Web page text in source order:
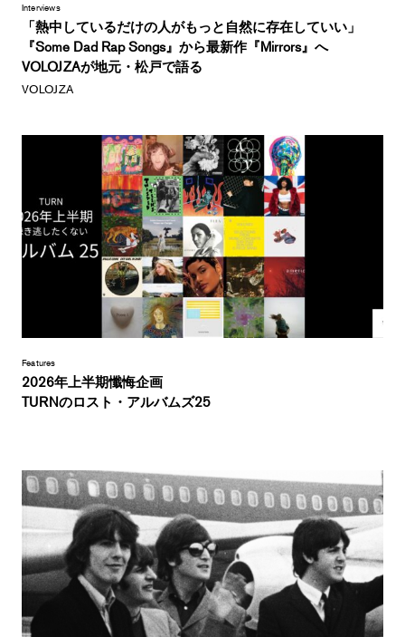
Interviews
「熱中しているだけの人がもっと自然に存在していい」
『Some Dad Rap Songs』から最新作『Mirrors』へ
VOLOJZAが地元・松戸で語る
VOLOJZA
Features
2026年上半期懺悔企画
TURNのロスト・アルバムズ25